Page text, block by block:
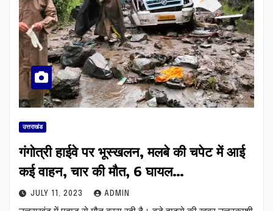
उत्तराखंड
गंगोत्री हाईवे पर भूस्खलन, मलबे की चपेट में आई
कई वाहन, चार की मौत, 6 घायल…
JULY 11, 2023 ADMIN